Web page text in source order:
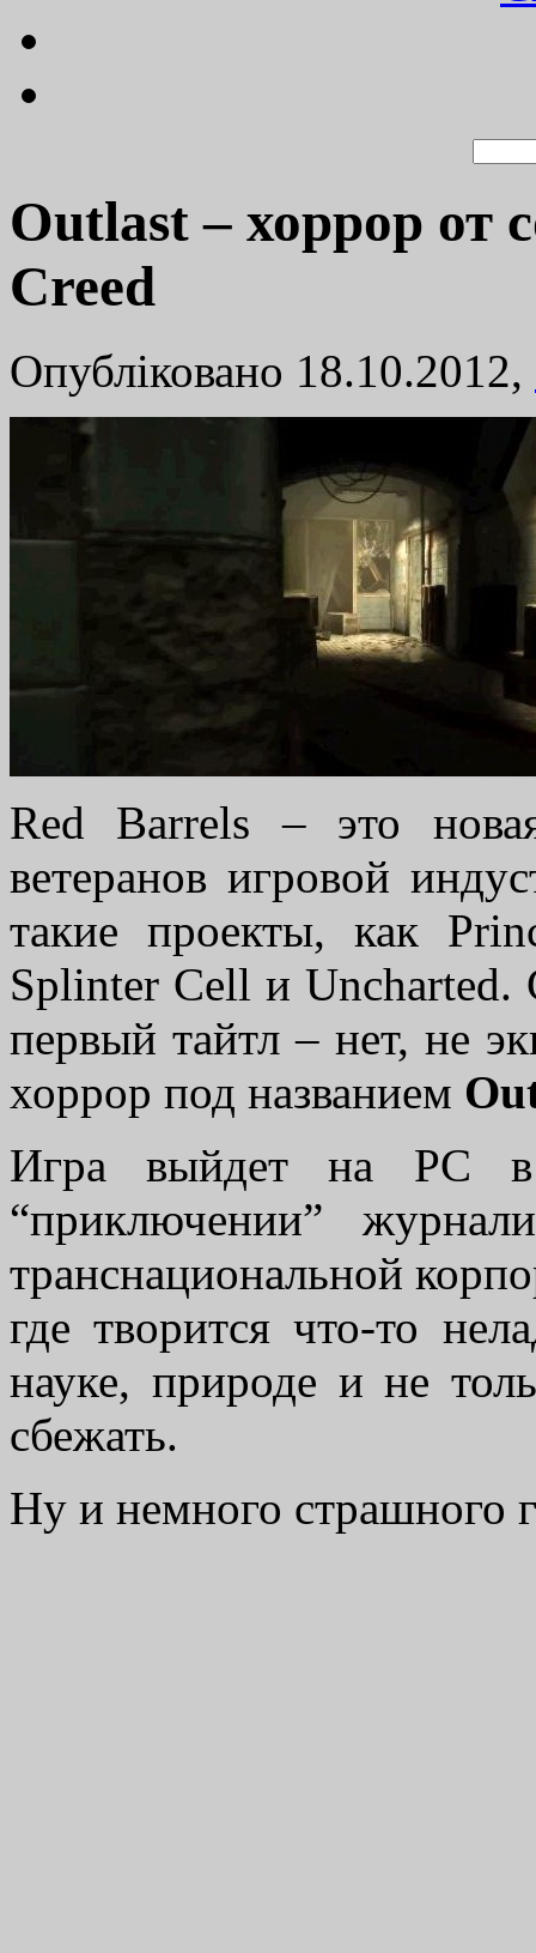
Outlast – хоррор от
Creed
Опубліковано 18.10.2012,
Red Barrels – это
ветеранов игровой
такие проекты, как
Splinter Cell и Uncharted.
первый тайтл – нет, не
хоррор под названием
Игра выйдет на PC
“приключении”
транснациональной
где творится что-то
науке, природе и не
сбежать.
Ну и немного страшного